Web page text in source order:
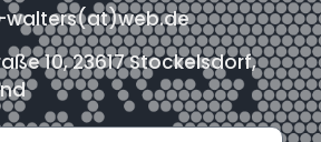
10, 23617 Stockelsdorf,